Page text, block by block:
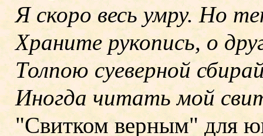
Я скоро весь умру. Но
Храните рукопись, о
Толпою суеверной
Иногда читать мой
"Свитком верным" для